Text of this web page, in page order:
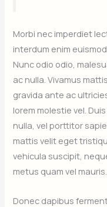
Morbi nec imperdiet
interdum enim
Nunc odio odio,
ac nulla. Vivamus
gravida ante ac
lorem molestie vel.
nulla, vel porttitor
mattis velit eget
vehicula suscipit,
metus quam vel mauris.
Donec dapibus